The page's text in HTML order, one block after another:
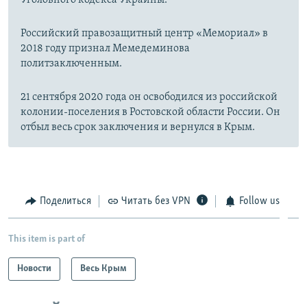
Российский правозащитный центр «Мемориал» в
2018 году признал Мемедеминова
политзаключенным.
21 сентября 2020 года он освободился из российской
колонии-поселения в Ростовской области России. Он
отбыл весь срок заключения и вернулся в Крым.
Поделиться Читать без VPN Follow us
This item is part of
Новости Весь Крым